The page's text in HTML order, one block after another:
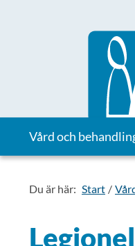
Till startsidan för
Vård och
Du är här: Start